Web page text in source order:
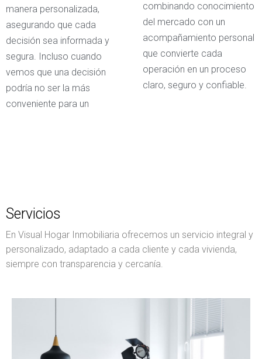
manera personalizada,
asegurando que cada
decisión sea informada y
segura. Incluso cuando
vemos que una decisión
podría no ser la más
conveniente para un
combinando conocimiento
del mercado con un
acompañamiento personal
que convierte cada
operación en un proceso
claro, seguro y confiable.
Servicios
En Visual Hogar Inmobiliaria ofrecemos un servicio integral y
personalizado, adaptado a cada cliente y cada vivienda,
siempre con transparencia y cercanía.